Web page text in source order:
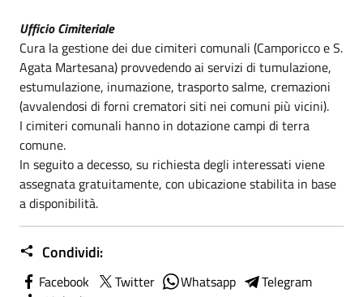
Ufficio Cimiteriale
Cura la gestione dei due cimiteri comunali (Camporicco e S.
Agata Martesana) provvedendo ai servizi di tumulazione,
estumulazione, inumazione, trasporto salme, cremazioni
(avvalendosi di forni crematori siti nei comuni più vicini).
I cimiteri comunali hanno in dotazione campi di terra
comune.
In seguito a decesso, su richiesta degli interessati viene
assegnata gratuitamente, con ubicazione stabilita in base
a disponibilità.
Condividi:
Facebook Twitter Whatsapp
Telegram